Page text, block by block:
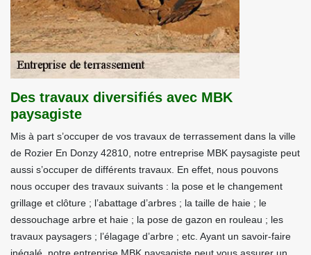
Des travaux diversifiés avec MBK
paysagiste
Mis à part s’occuper de vos travaux de terrassement dans la ville
de Rozier En Donzy 42810, notre entreprise MBK paysagiste peut
aussi s’occuper de différents travaux. En effet, nous pouvons
nous occuper des travaux suivants : la pose et le changement
grillage et clôture ; l’abattage d’arbres ; la taille de haie ; le
dessouchage arbre et haie ; la pose de gazon en rouleau ; les
travaux paysagers ; l’élagage d’arbre ; etc. Ayant un savoir-faire